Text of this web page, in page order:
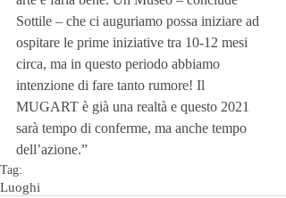
Sottile – che ci auguriamo possa iniziare ad
ospitare le prime iniziative tra 10-12 mesi
circa, ma in questo periodo abbiamo
intenzione di fare tanto rumore! Il
MUGART è già una realtà e questo 2021
sarà tempo di conferme, ma anche tempo
dell’azione.”
Tag:
Luoghi